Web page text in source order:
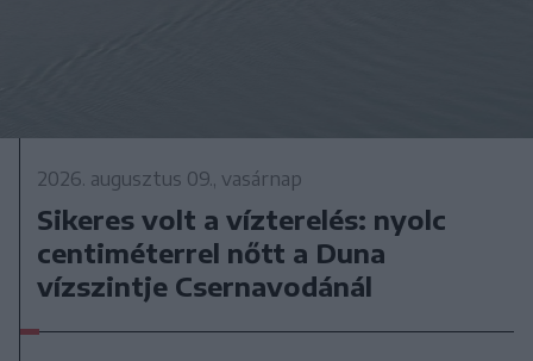
2026. augusztus 09., vasárnap
Sikeres volt a vízterelés: nyolc
centiméterrel nőtt a Duna
vízszintje Csernavodánál